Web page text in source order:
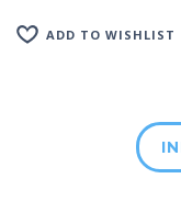
ADD TO WISHLIST